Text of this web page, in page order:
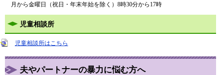
月から金曜日（祝日・年末年始を除く）8時30分から17時
児童相談所
児童相談所はこちら
夫やパートナーの暴力に悩む方へ